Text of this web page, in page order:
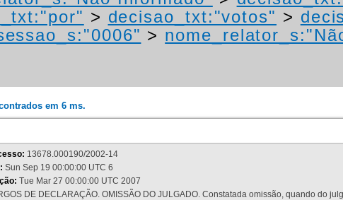
> decisao_txt:"votos" >
>
em 6 ms.
13678.000190/2002-14
Sun Sep 19 00:00:00 UTC 6
Tue Mar 27 00:00:00 UTC 2007
DE DECLARAÇÃO. OMISSÃO DO JULGADO. Constatada omissão, quando do